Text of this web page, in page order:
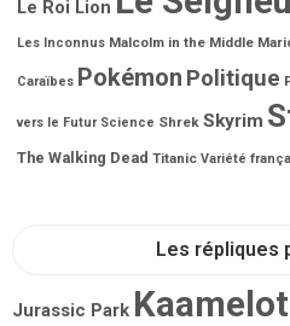
Le Roi Lion
Les Inconnus Malcolm in the Middle
Caraïbes Pokémon Politique
vers le Futur Science Shrek Skyrim
The Walking Dead Titanic Variété
Les répliques
Jurassic Park